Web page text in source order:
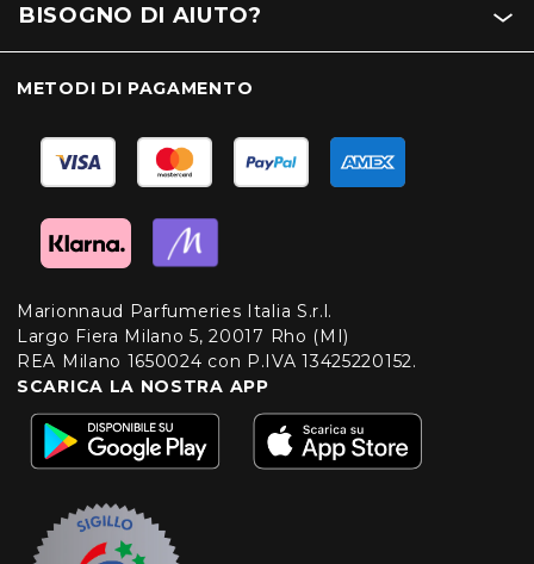
BISOGNO DI AIUTO?
METODI DI PAGAMENTO
Marionnaud Parfumeries Italia S.r.l.
Largo Fiera Milano 5, 20017 Rho (MI)
REA Milano 1650024 con P.IVA 13425220152.
SCARICA LA NOSTRA APP